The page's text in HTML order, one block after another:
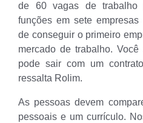
de 60 vagas de trabalho
funções em sete empresas
de conseguir o primeiro
mercado de trabalho.
pode sair com um
ressalta Rolim.
As pessoas devem
pessoais e um currículo.